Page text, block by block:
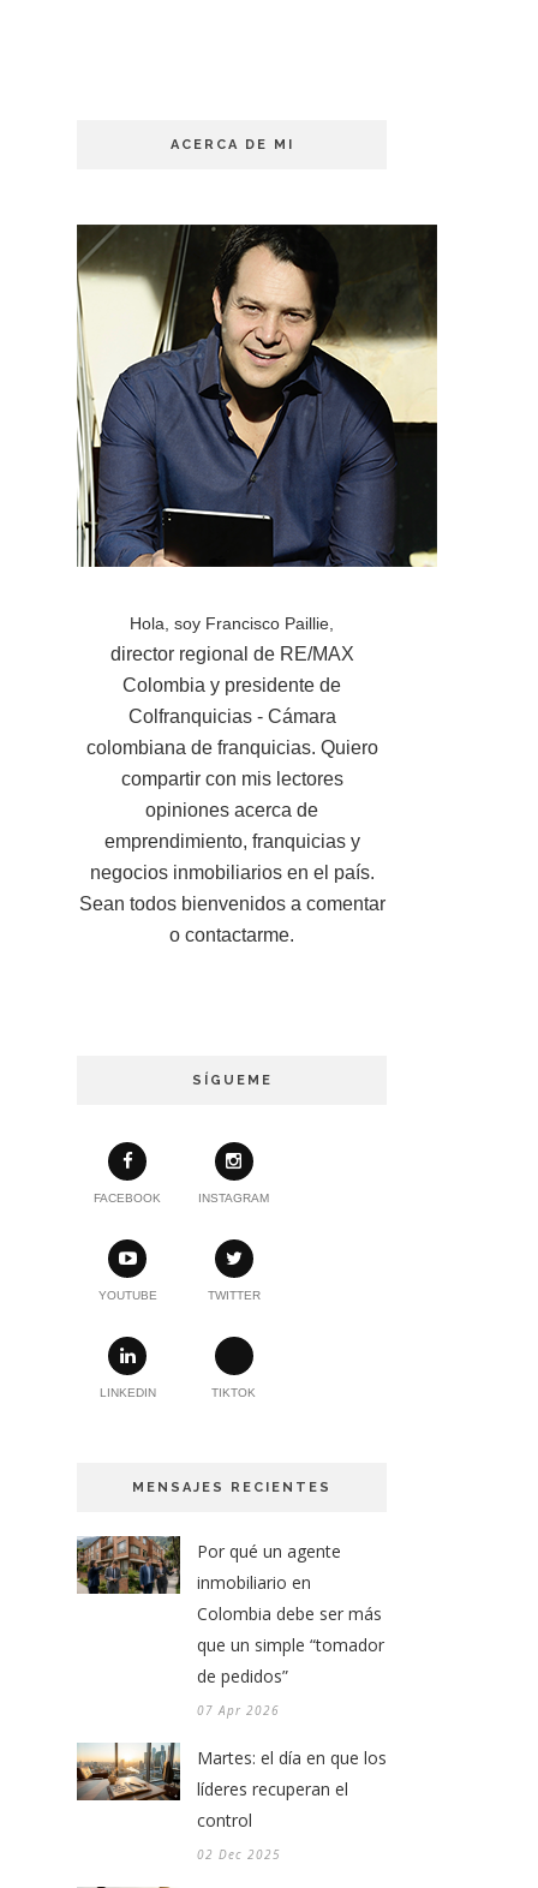
ACERCA DE MI
Hola, soy Francisco Paillie,
director regional de RE/MAX
Colombia y presidente de
Colfranquicias - Cámara
colombiana de franquicias. Quiero
compartir con mis lectores
opiniones acerca de
emprendimiento, franquicias y
negocios inmobiliarios en el país.
Sean todos bienvenidos a comentar
o contactarme.
SÍGUEME
FACEBOOK INSTAGRAM
YOUTUBE TWITTER
LINKEDIN TIKTOK
MENSAJES RECIENTES
Por qué un agente
inmobiliario en
Colombia debe ser más
que un simple “tomador
de pedidos”
07 Apr 2026
Martes: el día en que los
líderes recuperan el
control
02 Dec 2025